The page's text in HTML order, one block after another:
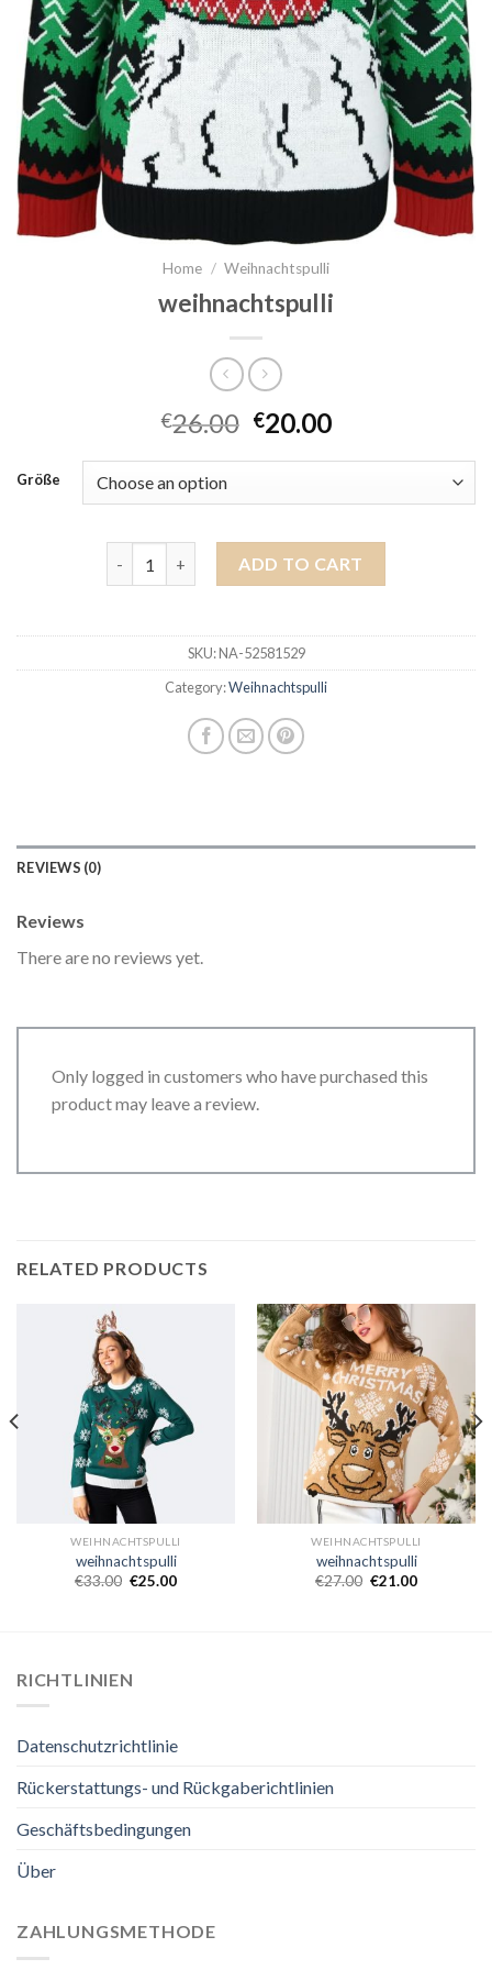
Home / Weihnachtspulli
weihnachtspulli
€26.00 €20.00
Größe
ADD TO CART
SKU:NA-52581529
Category:Weihnachtspulli
REVIEWS (0)
Reviews
There are no reviews yet.
Only logged in customers who have purchased this
product may leave a review.
RELATED PRODUCTS
WEIHNACHTSPULLI
weihnachtspulli
€33.00 €25.00
WEIHNACHTSPULLI
weihnachtspulli
€27.00 €21.00
RICHTLINIEN
Datenschutzrichtlinie
Rückerstattungs- und Rückgaberichtlinien
Geschäftsbedingungen
Über
ZAHLUNGSMETHODE